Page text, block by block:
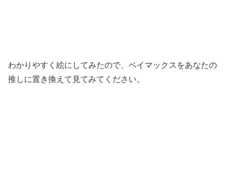
わかりやすく絵にしてみたので、ベイマックスをあなたの
推しに置き換えて見てみてください。